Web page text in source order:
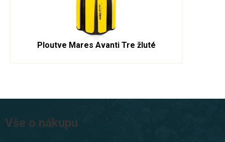
Ploutve Mares Avanti Tre žluté
áVše o nákupu